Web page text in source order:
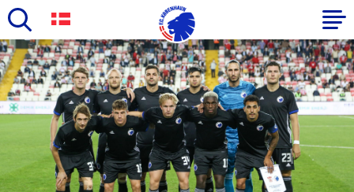
Skip
to
main
content
Primary
navigation
-